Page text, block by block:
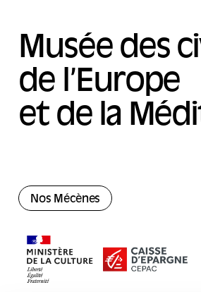
Musée des
de l’Europe
et de la
Nos Mécènes